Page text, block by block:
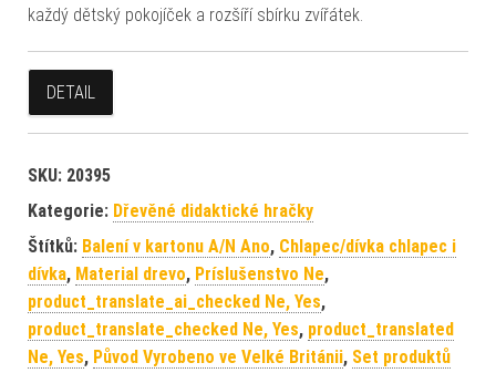
každý dětský pokojíček a rozšíří sbírku zvířátek.
DETAIL
SKU: 20395
Kategorie: Dřevěné didaktické hračky
Štítků: Balení v kartonu A/N Ano, Chlapec/dívka chlapec i
dívka, Material drevo, Príslušenstvo Ne,
product_translate_ai_checked Ne, Yes,
product_translate_checked Ne, Yes, product_translated
Ne, Yes, Původ Vyrobeno ve Velké Británii, Set produktů